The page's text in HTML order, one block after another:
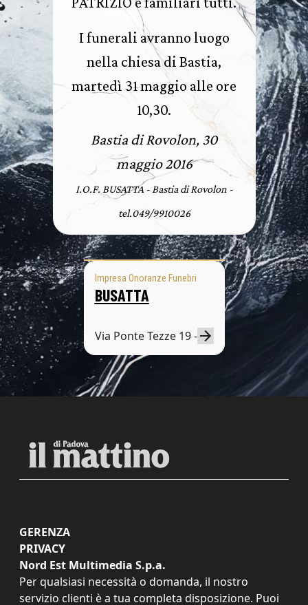
I funerali avranno luogo
nella chiesa di Bastia,
martedì 31 maggio alle ore
10,30.
Bastia di Rovolon, 30
maggio 2016
I.O.F. BUSATTA - Bastia di Rovolon -
tel.049/9910026
Impresa Onoranze Funebri
BUSATTA
Via Ponte Tezze 19 -
GERENZA
PRIVACY
Nord Est Multimedia S.p.a.
Per qualsiasi necessità o domanda, il nostro
servizio clienti è a tua completa disposizione. Puoi